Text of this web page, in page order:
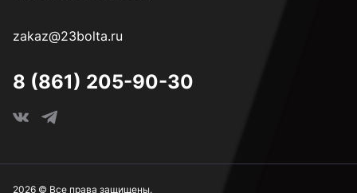
zakaz@23bolta.ru
8 (861) 205-90-30
2026 © Все права защищены.